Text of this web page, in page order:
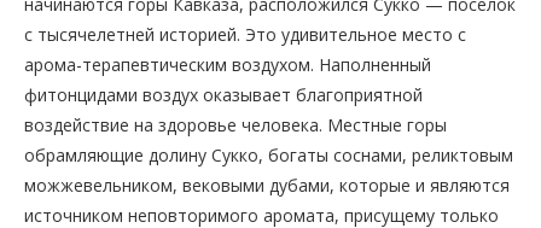
с тысячелетней историей. Это удивительное место с
арома-терапевтическим воздухом. Наполненный
фитонцидами воздух оказывает благоприятной
воздействие на здоровье человека. Местные горы
обрамляющие долину Сукко, богаты соснами, реликтовым
можжевельником, вековыми дубами, которые и являются
источником неповторимого аромата, присущему только